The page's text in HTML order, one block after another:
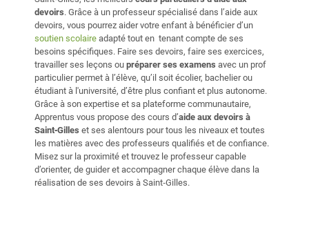
devoirs. Grâce à un professeur spécialisé dans l’aide aux
devoirs, vous pourrez aider votre enfant à bénéficier d’un
soutien scolaire adapté tout en tenant compte de ses
besoins spécifiques. Faire ses devoirs, faire ses exercices,
travailler ses leçons ou préparer ses examens avec un prof
particulier permet à l’élève, qu’il soit écolier, bachelier ou
étudiant à l'université, d’être plus confiant et plus autonome.
Grâce à son expertise et sa plateforme communautaire,
Apprentus vous propose des cours d’aide aux devoirs à
Saint‑Gilles et ses alentours pour tous les niveaux et toutes
les matières avec des professeurs qualifiés et de confiance.
Misez sur la proximité et trouvez le professeur capable
d’orienter, de guider et accompagner chaque élève dans la
réalisation de ses devoirs à Saint‑Gilles.